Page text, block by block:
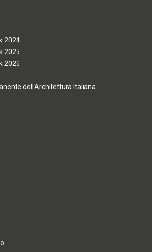
2024
2025
2026
dell'Architettura Italiana